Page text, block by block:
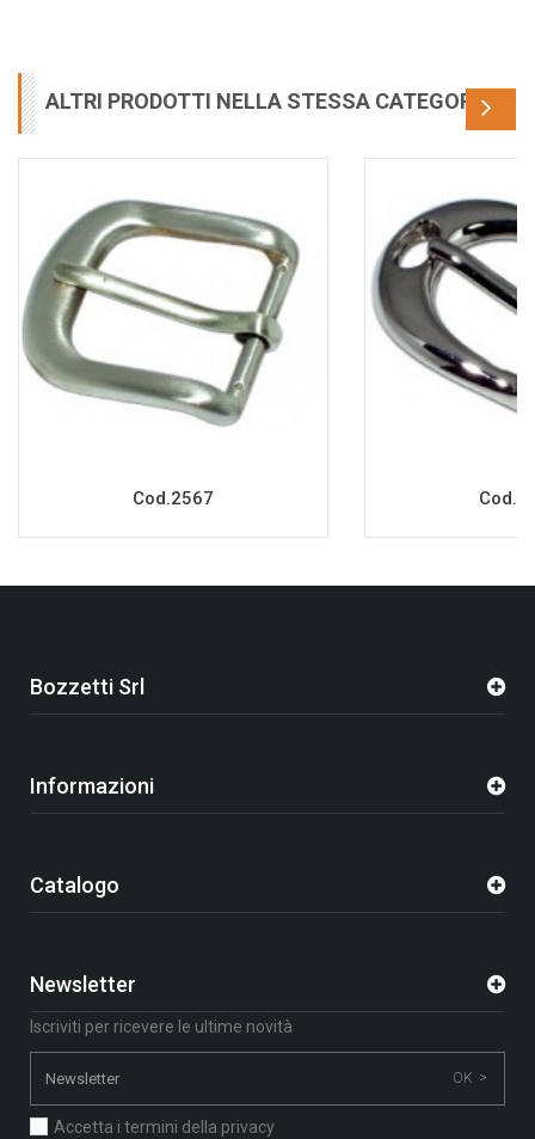
ALTRI PRODOTTI NELLA STESSA CATEGORIA
Cod.2567
Bozzetti Srl
Informazioni
Catalogo
Newsletter
Iscriviti per ricevere le ultime novità
OK >
Accetta i termini della privacy